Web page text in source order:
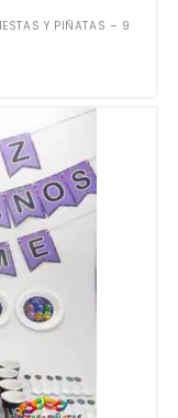
Y PIÑATAS – 9